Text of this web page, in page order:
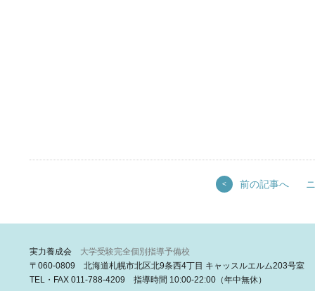
< 前の記事へ
実力養成会 大学受験完全個別指導予備校
〒060-0809 北海道札幌市北区北9条西4丁目 キャッスルエルム203号室
TEL・FAX 011-788-4209 指導時間 10:00-22:00（年中無休）